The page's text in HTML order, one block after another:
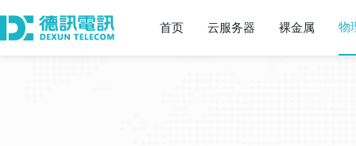
首页 云服务器 裸金属 物